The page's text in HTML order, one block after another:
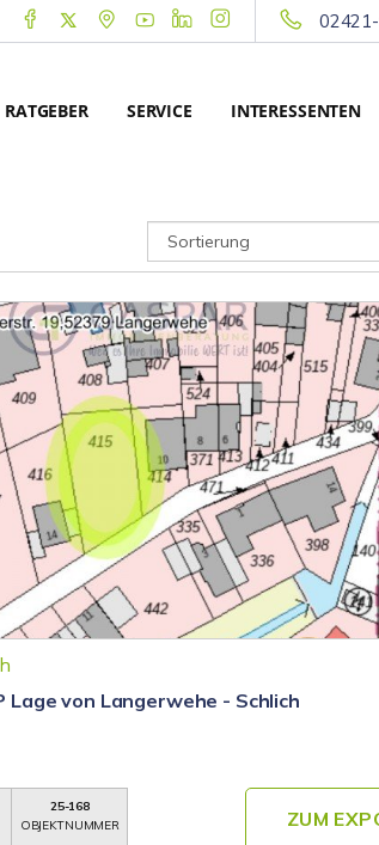
RATGEBER SERVICE INTERESSENTEN
Lage von Langerwehe - Schlich
25-168
OBJEKTNUMMER
ZUM